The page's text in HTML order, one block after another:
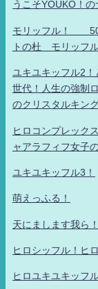
うこそYOUKO！
モリッフル！ 50
トの杜 モリッフ
ユキユキッフル2
世代！人生の強制
のクリスタルキン
ヒロコンプレック
ャアラフィフ女子
ユキユキッフル3！
萌えっふる！
天にまします我ら！
ヒロシッフル！ヒ
ヒロユキユキッフ